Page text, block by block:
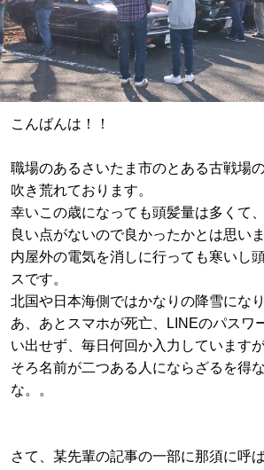
こんばんは！！
職場のあるさいたま市のとある古戦場
吹き荒れております。
幸いこの歳になっても頭髪量は多くて
良い点がないので良かったかとは思い
内屋外の電気を消しに行っても寒いし
スです。
北国や日本海側ではかなりの降雪にな
あ、あとスマホが死亡、LINEのパスワ
い出せず、毎日何回か入力しています
そろ名前が二つある人にならざるを得
な。。
さて、某先輩の記事の一部に那須に呼